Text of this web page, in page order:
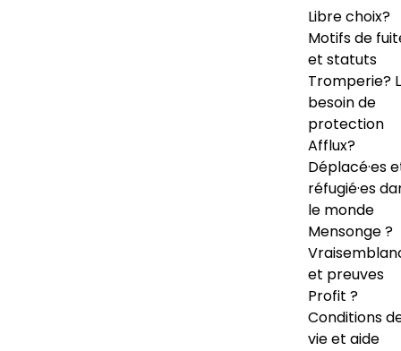
Libre choix?
Motifs de
et statuts
Tromperie?
besoin de
protection
Afflux?
Déplacé·es
réfugié·es
le monde
Mensonge ?
et preuves
Profit ?
Conditions
vie et aide